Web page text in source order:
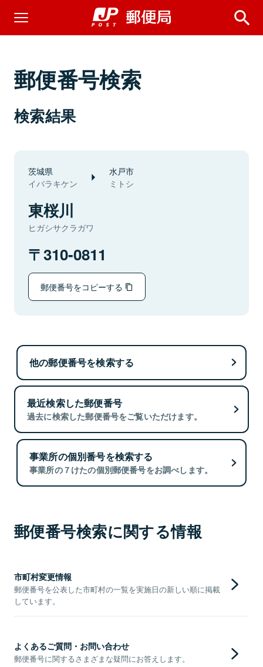
郵便番号検索
検索結果
茨城県
イバラキケン
水戸市
ミトシ
東桜川
ヒガシサクラガワ
310-0811
郵便番号をコピーする
他の郵便番号を検索する
最近検索した郵便番号
過去に検索した郵便番号をご覧いただけます。
事業所の個別番号を検索する
事業所の７けたの個別郵便番号をお調べします。
郵便番号検索に関する情報
市町村変更情報
郵便番号を公表した市町村の一覧を実施日の新しい順に掲載
しています。
よくあるご質問・お問い合わせ
郵便番号に関するさまざまな疑問にお答えします。